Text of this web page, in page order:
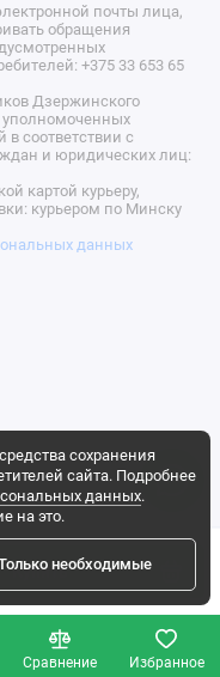
Сравнение
Избранное
Купить
сохранения
сайта. Подробнее
данных.
на это.
необходимые
почты лица,
обращения
+375 33 653 65
Дзержинского
уполномоченных
соответствии с
и юридических лиц:
картой курьеру,
курьером по Минску
данных